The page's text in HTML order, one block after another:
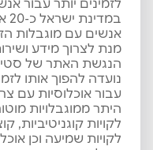
לזמינים יותר עבור
אנשים עם מוגבלות
מנת לצרוך מידע
הנגשת האתר של
נועדה להפוך אותו
עבור אוכלוסיות עם
היתר ממוגבלויות
לקויות קוגניטיביות,
לקויות שמיעה וכן